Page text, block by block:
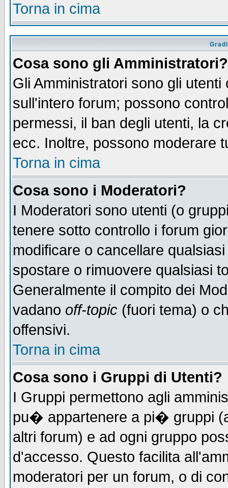
Torna in cima
Cosa sono gli Amministratori?
Gli Amministratori sono gli
sull'intero forum; possono
permessi, il ban degli utenti, la
ecc. Inoltre, possono moderare
Torna in cima
Cosa sono i Moderatori?
I Moderatori sono utenti (o
tenere sotto controllo i forum
modificare o cancellare
spostare o rimuovere qualsiasi
Generalmente il compito dei
vadano off-topic (fuori tema) o
offensivi.
Torna in cima
Cosa sono i Gruppi di Utenti?
I Gruppi permettono agli
pu� appartenere a pi� gruppi
altri forum) e ad ogni gruppo
d'accesso. Questo facilita
moderatori per un forum, o di